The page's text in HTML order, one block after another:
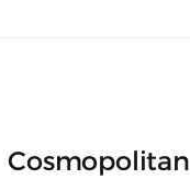
Cosmopolitan